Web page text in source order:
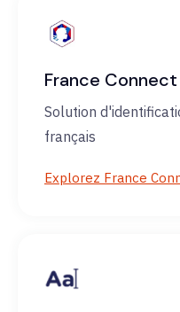
France Connect
Solution
français
Explorez France